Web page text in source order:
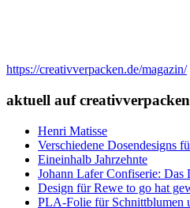
https://creativverpacken.de/magazin/
aktuell auf
Henri Matisse
Verschiedene Dosendesigns
Eineinhalb Jahrzehnte
Johann Lafer Confiserie: Das
Design für Rewe to go hat
PLA-Folie für Schnittblumen